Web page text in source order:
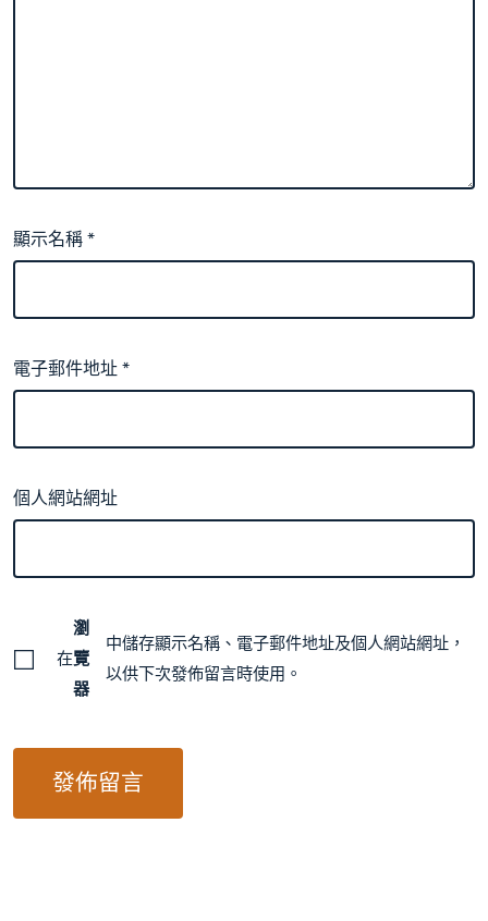
顯示名稱*
電子郵件地址*
個人網站網址
在
瀏
覽
器
中儲存顯示名稱、電子郵件地址及個人網站網址，
以供下次發佈留言時使用。